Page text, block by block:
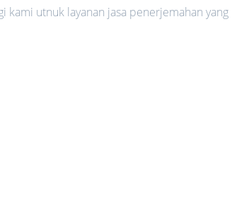
kami utnuk layanan jasa penerjemahan yang